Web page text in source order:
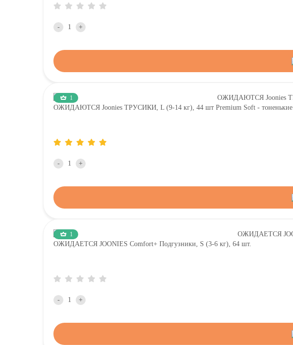
- +
1
ОЖИДАЮТСЯ Joonies ТРУСИКИ, L (9-14 кг), 44 шт Premium Soft - тоненькие
- +
1
ОЖИДАЕТСЯ JOONIES Comfort+ Подгузники, S (3-6 кг), 64 шт.
- +